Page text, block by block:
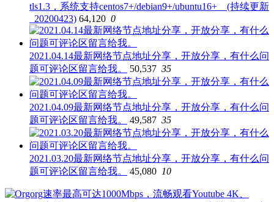
tls1.3，系统支持centos7+/debian9+/ubuntu16+ (持续更新
_20200423) 64,120 0
2021.04.14最新网络节点地址分享，开放分享，有什么问
题可评论区留言给我。
50,537 35
2021.04.09最新网络节点地址分享，开放分享，有什么问
题可评论区留言给我。
49,587 35
2021.03.20最新网络节点地址分享，开放分享，有什么问
题可评论区留言给我。
45,080 10